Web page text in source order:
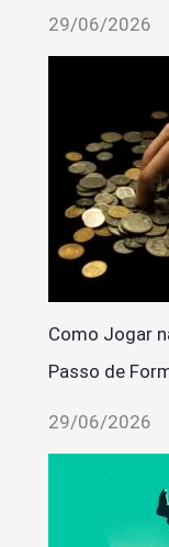
29/06/2026
Como Jogar
Passo de
29/06/2026